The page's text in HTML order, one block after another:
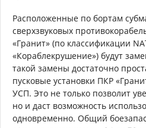
Расположенные по бортам
сверхзвуковых
«Гранит» (по классификации
«Кораблекрушение») будут
такой замены достаточно
пусковые установки ПКР
УСП. Это не только позволит
но и даст возможность
одновременно. Общий